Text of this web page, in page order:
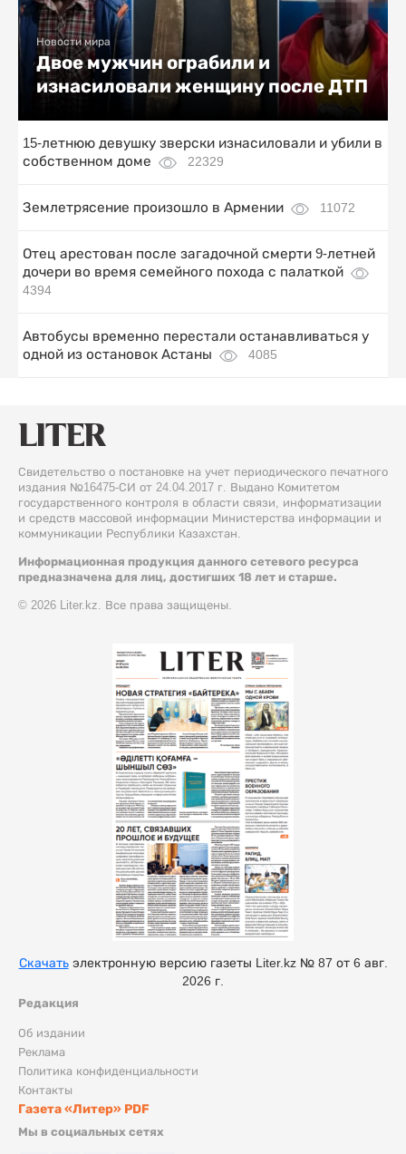
Новости мира
Двое мужчин ограбили и
изнасиловали женщину после ДТП
15-летнюю девушку зверски изнасиловали и убили в
собственном доме
22329
Землетрясение произошло в Армении 11072
Отец арестован после загадочной смерти 9-летней
дочери во время семейного похода с палаткой
4394
Автобусы временно перестали останавливаться у
одной из остановок Астаны
4085
Свидетельство о постановке на учет периодического печатного
издания №16475-СИ от 24.04.2017 г. Выдано Комитетом
государственного контроля в области связи, информатизации
и средств массовой информации Министерства информации и
коммуникации Республики Казахстан.
Информационная продукция данного сетевого ресурса
предназначена для лиц, достигших 18 лет и старше.
© 2026 Liter.kz. Все права защищены.
Редакция
Об издании
Реклама
Политика конфиденциальности
Контакты
Газета «Литер» PDF
Мы в социальных сетях
Скачатьэлектронную версию газеты Liter.kz № 87 от 6 авг.
2026 г.